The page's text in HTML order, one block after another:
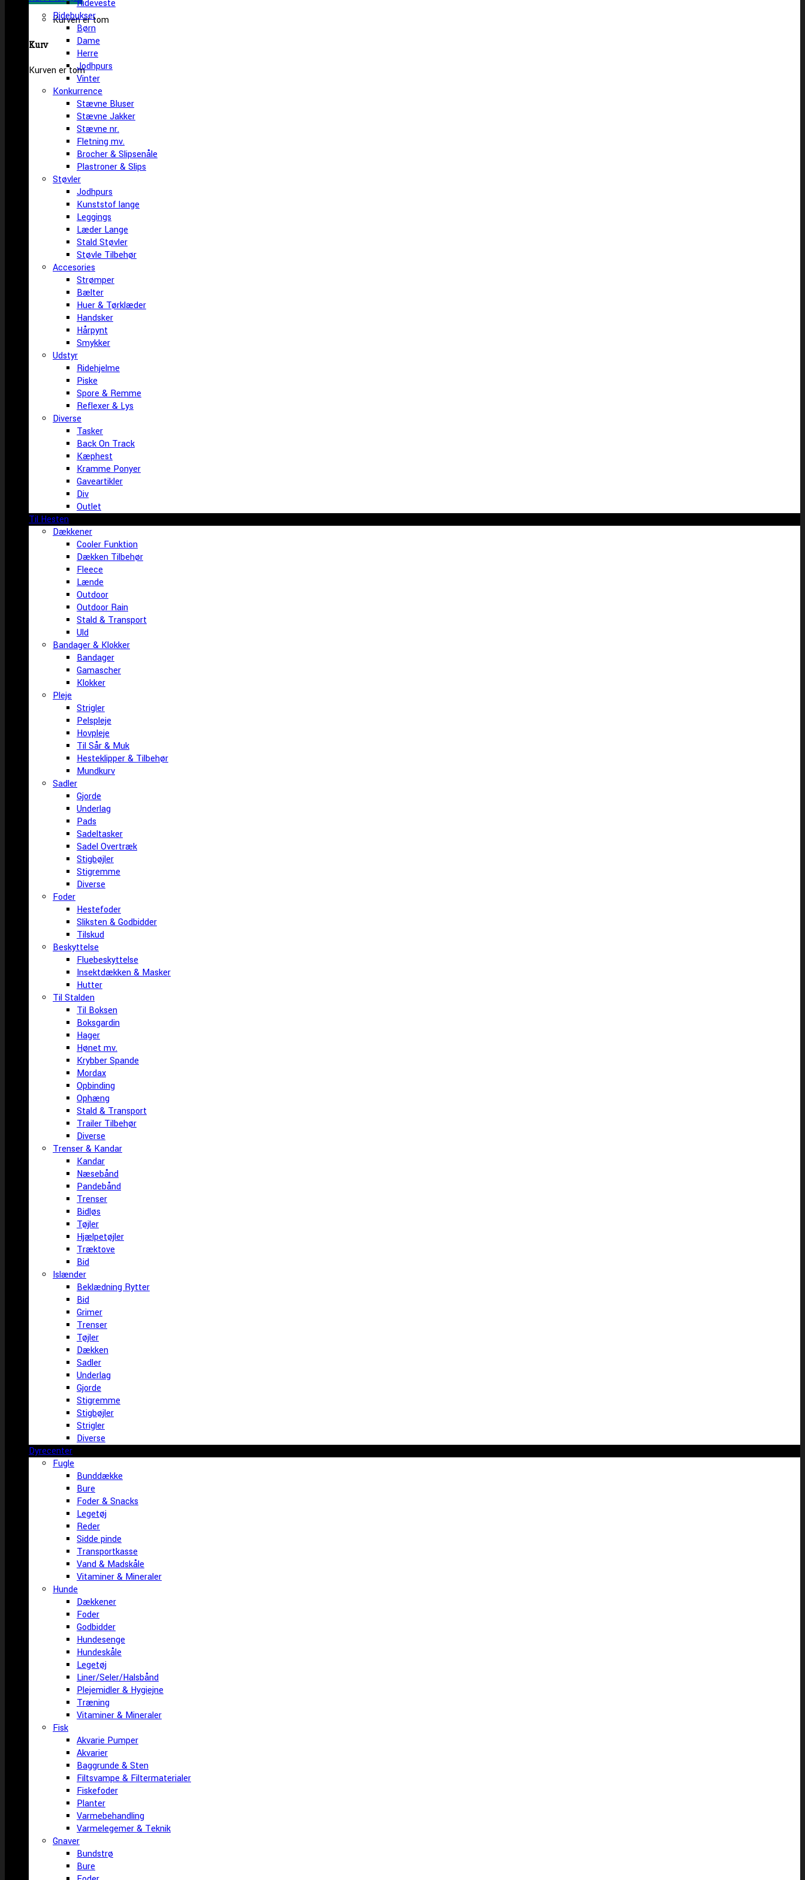
Kurven er tom
Kurv
Kurven er tom
Rideveste
Ridebukser
Børn
Dame
Herre
Jodhpurs
Vinter
Konkurrence
Stævne Bluser
Stævne Jakker
Stævne nr.
Fletning mv.
Brocher & Slipsenåle
Plastroner & Slips
Støvler
Jodhpurs
Kunststof lange
Leggings
Læder Lange
Stald Støvler
Støvle Tilbehør
Accesories
Strømper
Bælter
Huer & Tørklæder
Handsker
Hårpynt
Smykker
Udstyr
Ridehjelme
Piske
Spore & Remme
Reflexer & Lys
Diverse
Tasker
Back On Track
Kæphest
Kramme Ponyer
Gaveartikler
Div
Outlet
Til Hesten
Dækkener
Cooler Funktion
Dækken Tilbehør
Fleece
Lænde
Outdoor
Outdoor Rain
Stald & Transport
Uld
Bandager & Klokker
Bandager
Gamascher
Klokker
Pleje
Strigler
Pelspleje
Hovpleje
Til Sår & Muk
Hesteklipper & Tilbehør
Mundkurv
Sadler
Gjorde
Underlag
Pads
Sadeltasker
Sadel Overtræk
Stigbøjler
Stigremme
Diverse
Foder
Hestefoder
Sliksten & Godbidder
Tilskud
Beskyttelse
Fluebeskyttelse
Insektdækken & Masker
Hutter
Til Stalden
Til Boksen
Boksgardin
Hager
Hønet mv.
Krybber Spande
Mordax
Opbinding
Ophæng
Stald & Transport
Trailer Tilbehør
Diverse
Trenser & Kandar
Kandar
Næsebånd
Pandebånd
Trenser
Bidløs
Tøjler
Hjælpetøjler
Træktove
Bid
Islænder
Beklædning Rytter
Bid
Grimer
Trenser
Tøjler
Dækken
Sadler
Underlag
Gjorde
Stigremme
Stigbøjler
Strigler
Diverse
Dyrecenter
Fugle
Bunddække
Bure
Foder & Snacks
Legetøj
Reder
Sidde pinde
Transportkasse
Vand & Madskåle
Vitaminer & Mineraler
Hunde
Dækkener
Foder
Godbidder
Hundesenge
Hundeskåle
Legetøj
Liner/Seler/Halsbånd
Plejemidler & Hygiejne
Træning
Vitaminer & Mineraler
Fisk
Akvarie Pumper
Akvarier
Baggrunde & Sten
Filtsvampe & Filtermaterialer
Fiskefoder
Planter
Varmebehandling
Varmelegemer & Teknik
Gnaver
Bundstrø
Bure